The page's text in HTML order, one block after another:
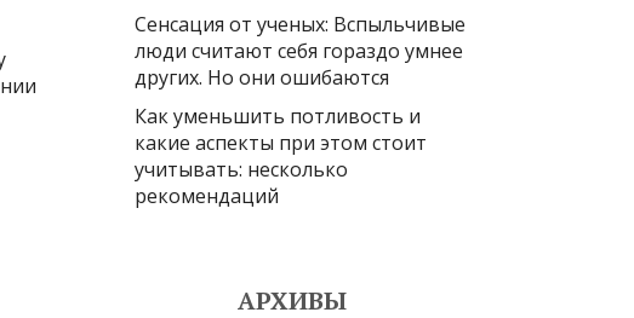
Сенсация от ученых: Вспыльчивые
люди считают себя гораздо умнее
других. Но они ошибаются
Как уменьшить потливость и
какие аспекты при этом стоит
учитывать: несколько
рекомендаций
АРХИВЫ